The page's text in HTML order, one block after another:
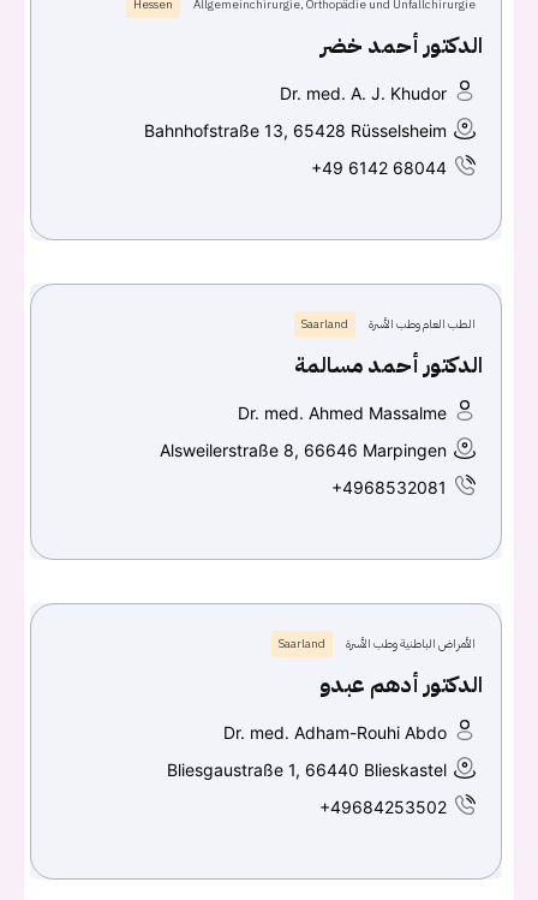
Allgemeinchirurgie, Orthopädie und Unfallchirurgie
Hessen
الدكتور أحمد خضر
Dr. med. A. J. Khudor
Bahnhofstraße 13, 65428 Rüsselsheim
+49 6142 68044
الطب العام وطب الأسرة Saarland
الدكتور أحمد مسالمة
Dr. med. Ahmed Massalme
Alsweilerstraße 8, 66646 Marpingen
+4968532081
الأمراض الباطنية وطب الأسرة Saarland
الدكتور أدهم عبدو
Dr. med. Adham-Rouhi Abdo
Bliesgaustraße 1, 66440 Blieskastel
+49684253502